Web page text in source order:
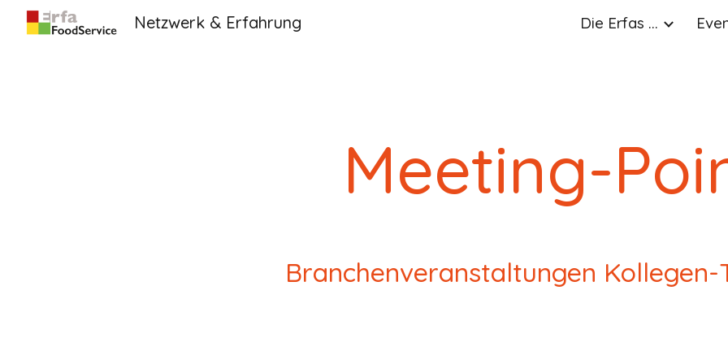
Skip to
Netzwerk & Erfahrung Die Erfas ...
Meeting-
Branchenveranstaltungen